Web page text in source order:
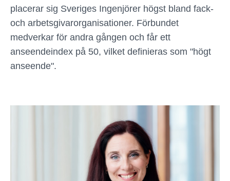
placerar sig Sveriges Ingenjörer högst bland fack-
och arbetsgivarorganisationer. Förbundet
medverkar för andra gången och får ett
anseendeindex på 50, vilket definieras som "högt
anseende".